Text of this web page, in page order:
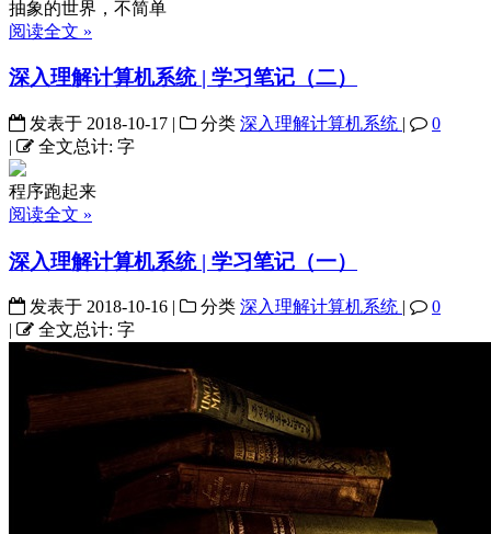
抽象的世界，不简单
阅读全文 »
深入理解计算机系统 | 学习笔记（二）
发表于 2018-10-17 | 分类 深入理解计算机系统 |
0
|
全文总计: 字
程序跑起来
阅读全文 »
深入理解计算机系统 | 学习笔记（一）
发表于 2018-10-16 | 分类 深入理解计算机系统 |
0
|
全文总计: 字